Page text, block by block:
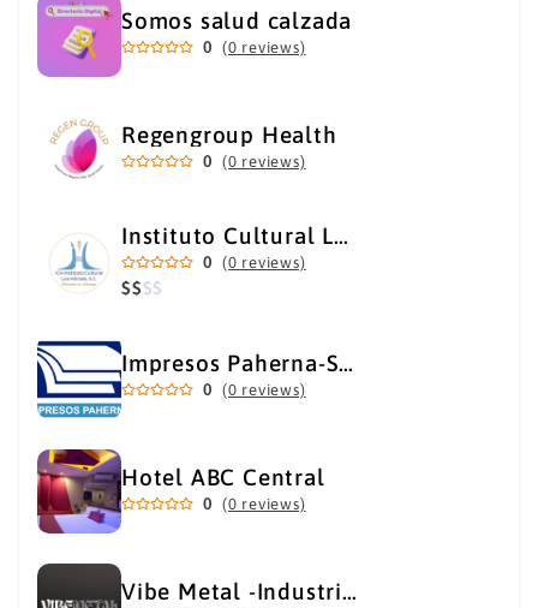
Somos salud calzada
0 (0 reviews)
Regengroup Health
0 (0 reviews)
Instituto Cultural Los Héroes
0 (0 reviews)
$$$$
Impresos Paherna-Servicios Gráficos Industriales
0 (0 reviews)
Hotel ABC Central
0 (0 reviews)
Vibe Metal -Industrial Metal Supply